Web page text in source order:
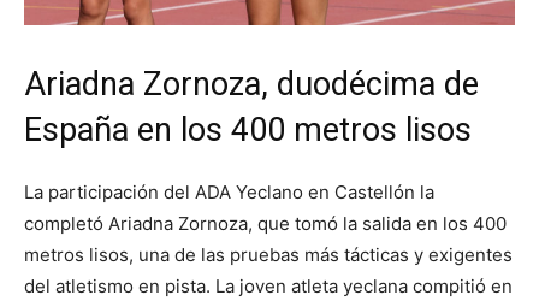
Ariadna Zornoza, duodécima de
España en los 400 metros lisos
La participación del ADA Yeclano en Castellón la
completó Ariadna Zornoza, que tomó la salida en los 400
metros lisos, una de las pruebas más tácticas y exigentes
del atletismo en pista. La joven atleta yeclana compitió en